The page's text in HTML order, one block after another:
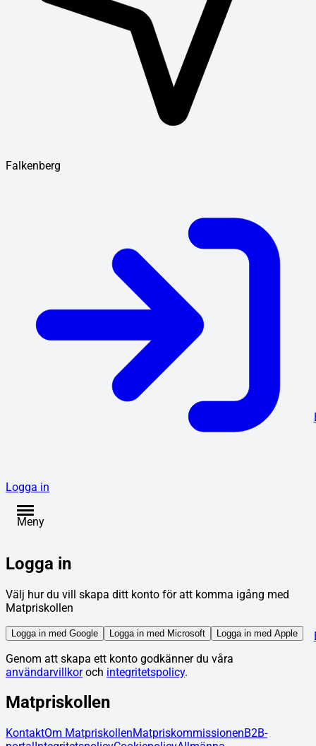
Falkenberg
Logga in
Meny
Logga in
Välj hur du vill skapa ditt konto för att komma igång med
Matpriskollen
Logga in med Google Logga in med Microsoft Logga in med Apple
Genom att skapa ett konto godkänner du våra
användarvillkor och integritetspolicy.
Matpriskollen
KontaktOm MatpriskollenMatpriskommissionenB2B-